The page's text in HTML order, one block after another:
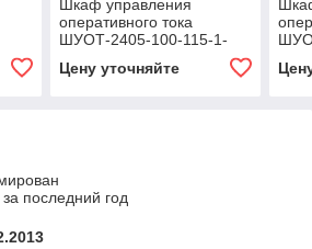
Шкаф управления
оперативного тока
ШУОТ-2405-100-115-1-
Цену уточняйте
последний год